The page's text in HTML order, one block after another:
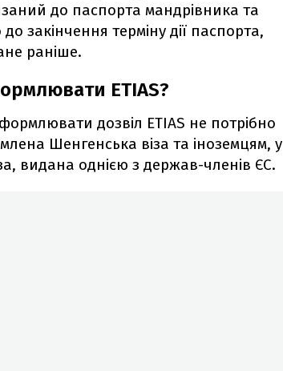
до паспорта мандрівника та
закінчення терміну дії паспорта,
раніше.
ETIAS?
дозвіл ETIAS не потрібно
Шенгенська віза та іноземцям, у
видана однією з держав-членів ЄС.